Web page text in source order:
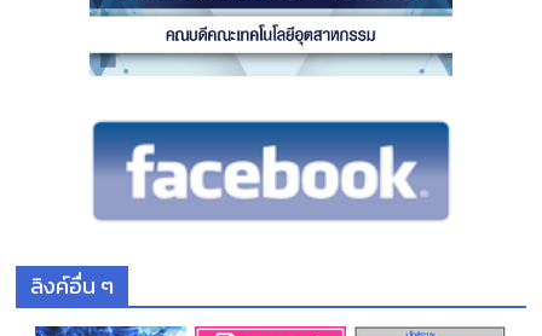
ลิงค์อื่น ๆ